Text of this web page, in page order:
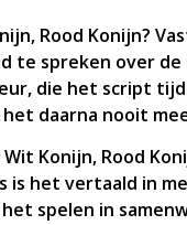
Rood Konijn?
te spreken over
die het script
daarna nooit
Konijn, Rood
is het vertaald in
spelen in